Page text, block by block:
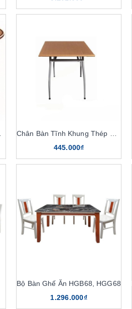
445.000₫
Bộ Bàn Ghế Ăn HGB68, HGG68
1.296.000₫